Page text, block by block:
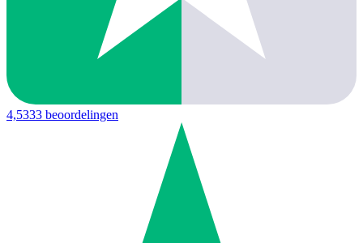
4,5333 beoordelingen